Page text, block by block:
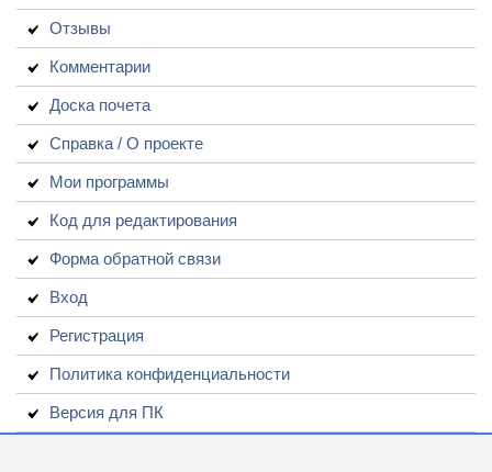
Отзывы
Комментарии
Доска почета
Справка / О проекте
Мои программы
Код для редактирования
Форма обратной связи
Вход
Регистрация
Политика конфиденциальности
Версия для ПК